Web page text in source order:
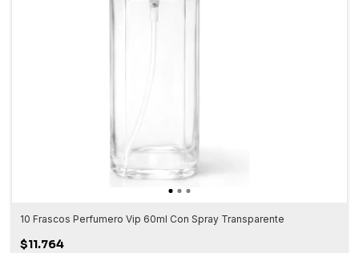
10 Frascos Perfumero Vip 60ml Con Spray Transparente
$11.764